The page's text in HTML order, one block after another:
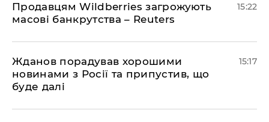
Продавцям Wildberries загрожують
масові банкрутства – Reuters
15:22
Жданов порадував хорошими
новинами з Росії та припустив, що
буде далі
15:17